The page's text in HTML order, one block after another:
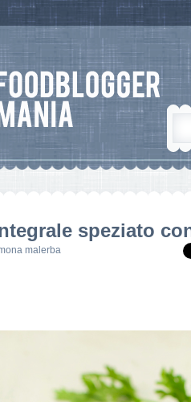
speziato
malerba